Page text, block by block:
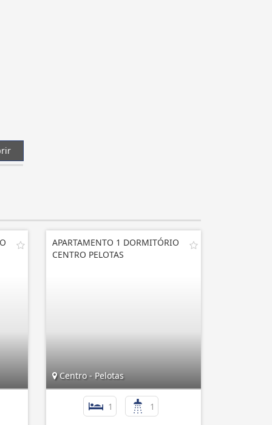
APARTAMENTO 1 DORMITÓRIO
CENTRO PELOTAS
Centro - Pelotas
1 1